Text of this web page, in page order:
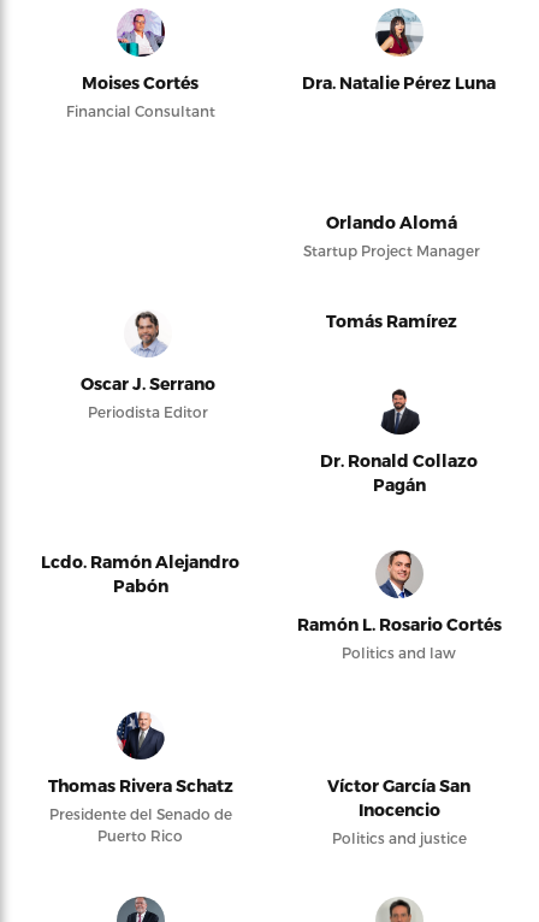
Moises Cortés
Financial Consultant
Dra. Natalie Pérez Luna
Orlando Alomá
Startup Project Manager
Oscar J. Serrano
Periodista Editor
Tomás Ramírez
Dr. Ronald Collazo
Pagán
Lcdo. Ramón Alejandro
Pabón
Ramón L. Rosario Cortés
Politics and law
Thomas Rivera Schatz
Presidente del Senado de
Puerto Rico
Víctor García San
Inocencio
Politics and justice